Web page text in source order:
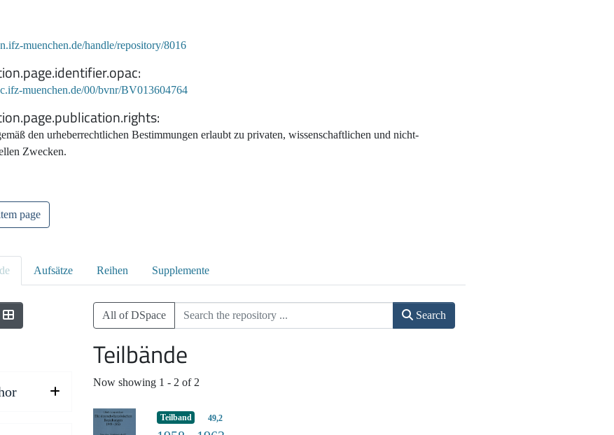
muenchen.de/handle/repository/8016
muenchen.de/00/bvnr/BV013604764
den urheberrechtlichen Bestimmungen erlaubt zu privaten, wissenschaftlichen und nicht-
Zwecken.
page
Aufsätze Reihen Supplemente
All of DSpace Search
Teilbände
Now showing 1 - 2 of 2
Teilband 49,2